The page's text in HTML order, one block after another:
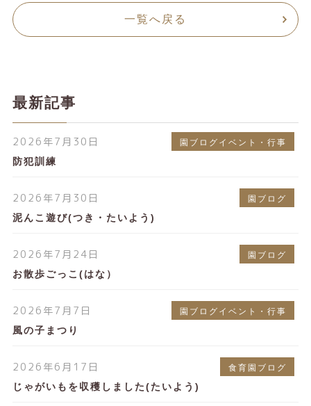
一覧へ戻る
最新記事
2026年7月30日 園ブログイベント・行事
防犯訓練
2026年7月30日 園ブログ
泥んこ遊び(つき・たいよう)
2026年7月24日 園ブログ
お散歩ごっこ(はな）
2026年7月7日 園ブログイベント・行事
風の子まつり
2026年6月17日 食育園ブログ
じゃがいもを収穫しました(たいよう)